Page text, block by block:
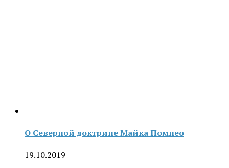
О Северной доктрине Майка Помпео
19.10.2019